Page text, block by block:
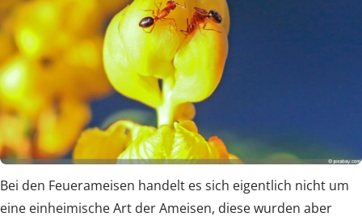
Bei den Feuerameisen handelt es sich eigentlich nicht um
eine einheimische Art der Ameisen, diese wurden aber